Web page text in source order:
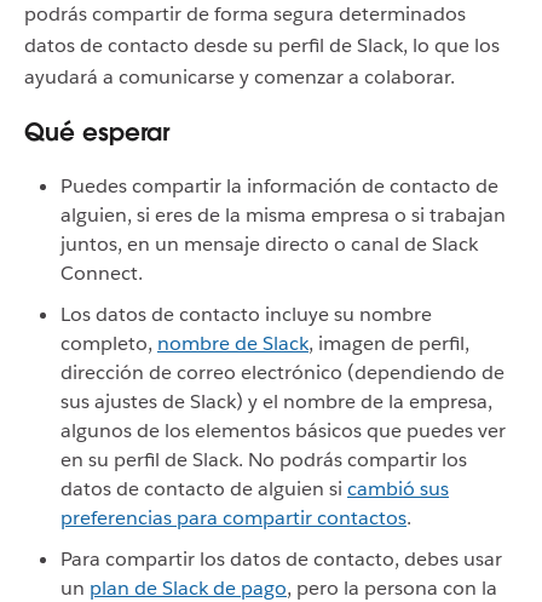
podrás compartir de forma segura determinados
datos de contacto desde su perfil de Slack, lo que los
ayudará a comunicarse y comenzar a colaborar.
Qué esperar
Puedes compartir la información de contacto de
alguien, si eres de la misma empresa o si trabajan
juntos, en un mensaje directo o canal de Slack
Connect.
Los datos de contacto incluye su nombre
completo, nombre de Slack, imagen de perfil,
dirección de correo electrónico (dependiendo de
sus ajustes de Slack) y el nombre de la empresa,
algunos de los elementos básicos que puedes ver
en su perfil de Slack. No podrás compartir los
datos de contacto de alguien si cambió sus
preferencias para compartir contactos.
Para compartir los datos de contacto, debes usar
un plan de Slack de pago, pero la persona con la